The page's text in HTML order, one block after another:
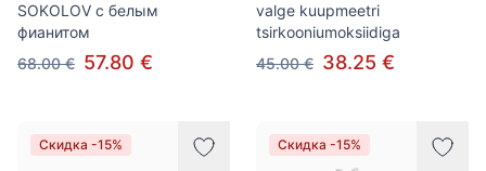
SOKOLOV с белым
фианитом
68.00 € 57.80 €
valge kuupmeetri
tsirkooniumoksiidiga
45.00 € 38.25 €
Скидка -15% Скидка -15%